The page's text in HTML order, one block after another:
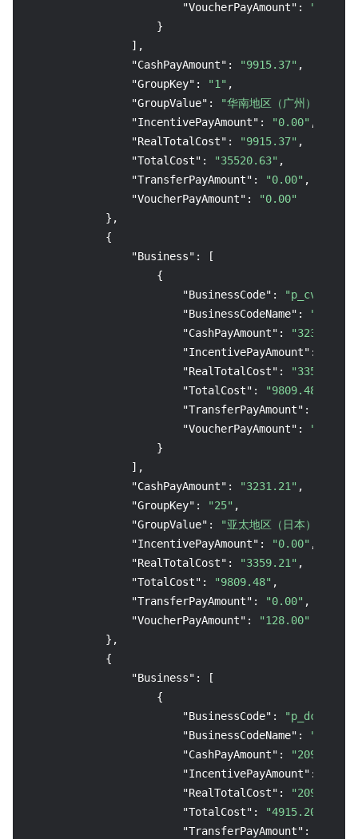
"VoucherPayAmount" :
"0.00"
}
] ,
"CashPayAmount" : "9915.37" ,
"GroupKey" : "1" ,
"GroupValue" : "华南地区（广州）"
"IncentivePayAmount" : "0.00" ,
"RealTotalCost" : "9915.37" ,
"TotalCost" : "35520.63" ,
"TransferPayAmount" : "0.00" ,
"VoucherPayAmount" :
"0.00"
} ,
{
"Business" :
[
{
"BusinessCode" : "p_cvm"
"BusinessCodeName" :
"云服务
"CashPayAmount" : "3231.21"
"IncentivePayAmount" :
"RealTotalCost" : "3359.21"
"TotalCost" : "9809.48"
"TransferPayAmount" :
"VoucherPayAmount" :
}
] ,
"CashPayAmount" : "3231.21" ,
"GroupKey" : "25" ,
"GroupValue" : "亚太地区（日本）"
"IncentivePayAmount" : "0.00" ,
"RealTotalCost" : "3359.21" ,
"TotalCost" : "9809.48" ,
"TransferPayAmount" : "0.00" ,
"VoucherPayAmount" :
"128.00"
} ,
{
"Business" :
[
{
"BusinessCode" : "p_dcdb"
"BusinessCodeName" :
"分布式
"CashPayAmount" : "2094.29"
"IncentivePayAmount" :
"RealTotalCost" : "2094.29"
"TotalCost" : "4915.20"
"TransferPayAmount" :